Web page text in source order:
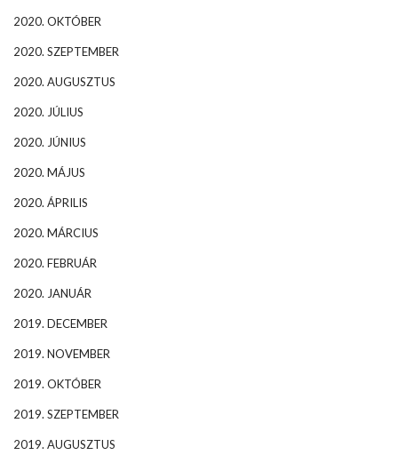
2020. OKTÓBER
2020. SZEPTEMBER
2020. AUGUSZTUS
2020. JÚLIUS
2020. JÚNIUS
2020. MÁJUS
2020. ÁPRILIS
2020. MÁRCIUS
2020. FEBRUÁR
2020. JANUÁR
2019. DECEMBER
2019. NOVEMBER
2019. OKTÓBER
2019. SZEPTEMBER
2019. AUGUSZTUS